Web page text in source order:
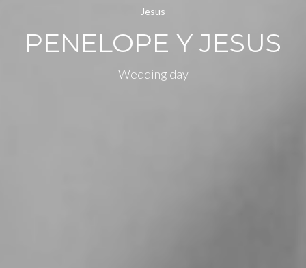
PENELOPE Y JESUS
Wedding day